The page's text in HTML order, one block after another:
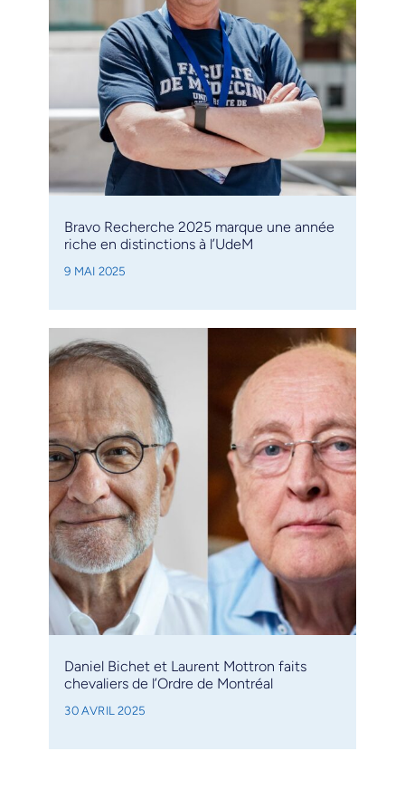
Bravo Recherche 2025 marque une année
riche en distinctions à l’UdeM
9 MAI 2025
Daniel Bichet et Laurent Mottron faits
chevaliers de l’Ordre de Montréal
30 AVRIL 2025